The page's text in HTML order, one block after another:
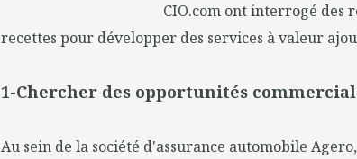
CIO.com ont interrogé des
recettes pour développer des services à valeur
1-Chercher des opportunités
Au sein de la société d'assurance automobile